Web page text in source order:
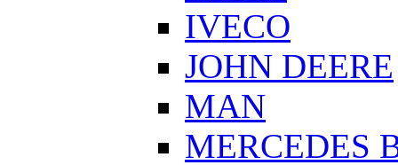
IVECO
JOHN DEERE
MAN
MERCEDES